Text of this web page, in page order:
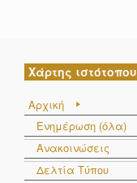
Χάρτης ιστότοπου
Αρχική
Ενημέρωση (όλα)
Ανακοινώσεις
Δελτία Τύπου